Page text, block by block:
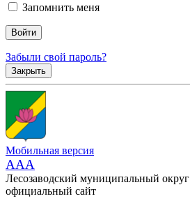
Запомнить меня
Забыли свой пароль?
Закрыть
Мобильная версия
AAA
Лесозаводский муниципальный округ
официальный сайт